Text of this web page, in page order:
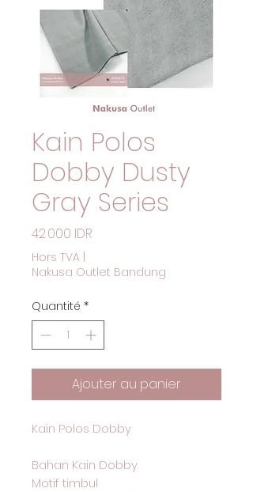
Kain Polos
Dobby Dusty
Gray Series
42 000 IDR
Hors TVA
Nakusa Outlet Bandung
Quantité *
Ajouter au panier
Kain Polos Dobby
Bahan Kain Dobby
Motif timbul